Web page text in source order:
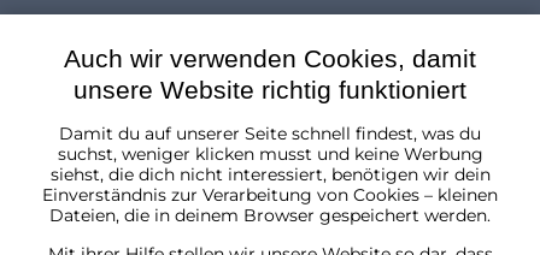
Österreich
Auch wir verwenden Cookies, damit
unsere Website richtig funktioniert
Damit du auf unserer Seite schnell findest, was du
suchst, weniger klicken musst und keine Werbung
siehst, die dich nicht interessiert, benötigen wir dein
Einverständnis zur Verarbeitung von Cookies – kleinen
Dateien, die in deinem Browser gespeichert werden.